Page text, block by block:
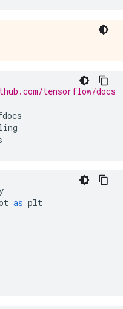
tensorflow/docs
as plt